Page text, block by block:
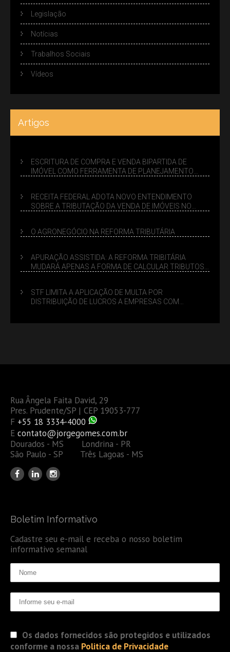
Legislação
Notícias
Trabalhos Sociais
Vídeos
Artigos
ESCRITURA DE COMPRA E VENDA BIPARTIDA DE
IMÓVEL COMO FERRAMENTA DE PLANEJAMENTO
RECEITA FEDERAL ADOTA NOVO ENTENDIMENTO
SOBRE A TRIBUTAÇÃO DA VENDA DE IMÓVEIS NO
O AGRONEGÓCIO NA REFORMA TRIBUTÁRIA
APURAÇÃO ASSISTIDA: A REFORMA TRIBITÁRIA
MUDARÁ APENAS A FORMA DE CALCULAR TRIBUTOS
STF LIMITA A APLICAÇÃO DE MULTA POR
DISTRIBUIÇÃO DE LUCROS A EMPRESAS COM
Rua Ângela Faita David, 29
Pres. Prudente/SP | CEP 19053-777
F +55 18 3334-4000
E contato@jorgegomes.com.br
Dourados - MS Londrina - PR
São Paulo - SP Três Lagoas - MS
Boletim Informativo
Cadastre seu e-mail e receba o nosso boletim
informativo semanal
Os dados fornecidos são protegidos e utilizados
conforme a nossa Politica de Privacidade